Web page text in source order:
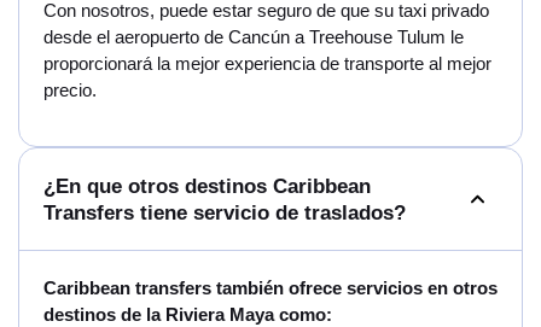
Con nosotros, puede estar seguro de que su taxi privado
desde el aeropuerto de Cancún a Treehouse Tulum le
proporcionará la mejor experiencia de transporte al mejor
precio.
¿En que otros destinos Caribbean
Transfers tiene servicio de traslados?
Caribbean transfers también ofrece servicios en otros
destinos de la Riviera Maya como: